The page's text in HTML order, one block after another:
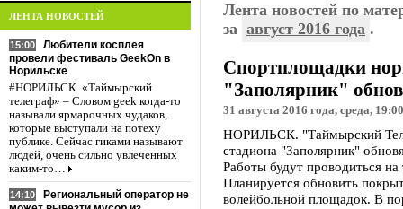
ЛЕНТА НОВОСТЕЙ
15:00
Любители косплея
провели фестиваль GeekOn в
Норильске
#НОРИЛЬСК. «Таймырский
телеграф» – Словом geek когда-то
называли ярмарочных чудаков,
которые выступали на потеху
публике. Сейчас гиками называют
людей, очень сильно увлеченных
каким-то…
14:10
Региональный оператор не
Лента новостей по
за август 2016 года .
Спортплощадки
"Заполярник"
31 августа 2016 года, среда, 19:00
НОРИЛЬСК. "Таймырский
стадиона "Заполярник"
Работы будут проводиться
Планируется обновить
волейбольной площадок. В